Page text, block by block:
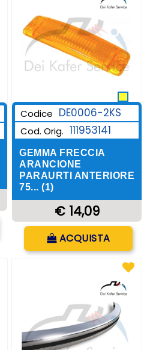
Codice DE0006-2KS
Cod. Orig. 111953141
GEMMA FRECCIA
ARANCIONE
PARAURTI ANTERIORE
75... (1)
€ 14,09
Quantità
ACQUISTA